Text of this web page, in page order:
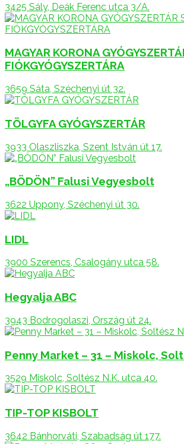
3425 Sály, Deák Ferenc utca 3/A.
MAGYAR KORONA
FIÓKGYÓGYSZERTÁRA
3659 Sáta, Széchenyi út 32.
TÖLGYFA GYÓGYSZERTÁR
3933 Olaszliszka, Szent István út 17.
„BÖDÖN” Falusi Vegyesbolt
3622 Uppony, Széchenyi út 30.
LIDL
3900 Szerencs, Csalogány utca 58.
Hegyalja ABC
3943 Bodrogolaszi, Ország út 24.
Penny Market – 31 – Miskolc,
3529 Miskolc, Soltész N.K. utca 40.
TIP-TOP KISBOLT
3642 Bánhorváti, Szabadság út 177.